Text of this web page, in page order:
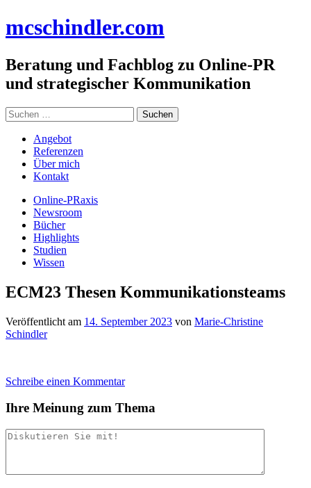
Inhalt
mcschindler.com
Beratung und Fachblog zu Online-PR
und strategischer Kommunikation
Suchen
nach:
Angebot
Referenzen
Über mich
Kontakt
Online-PRaxis
Newsroom
Bücher
Highlights
Studien
Wissen
ECM23 Thesen Kommunikationsteams
Veröffentlicht am 14. September 2023 von Marie-Christine
Schindler
Schreibe einen Kommentar
Ihre Meinung zum Thema